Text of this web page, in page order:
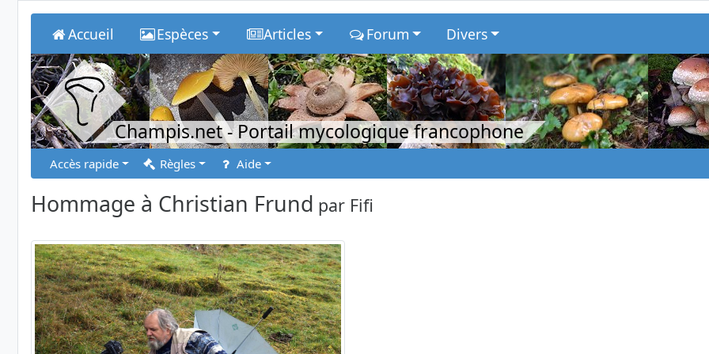
Accueil Espèces Articles Forum Divers
Champis.net- Portail mycologique francophone
Accès rapide Règles Aide
Hommage à Christian Frund par Fifi